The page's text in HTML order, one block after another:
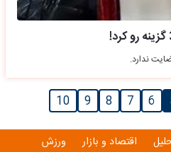
ندارد.
6
7
8
9
10
اقتصاد و بازار
ورزش